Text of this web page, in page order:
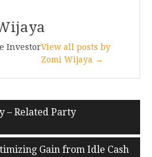
InvestorView all posts by
Zomi Wijaya →
– Related Party
Gain from Idle Cash